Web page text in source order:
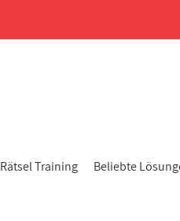
Rätsel Training Beliebte